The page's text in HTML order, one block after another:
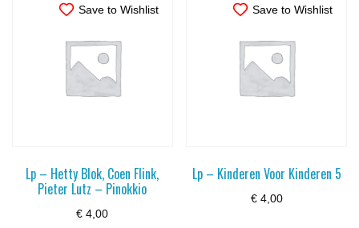
Save to Wishlist
Lp – Hetty Blok, Coen Flink,
Pieter Lutz – Pinokkio
€ 4,00
Save to Wishlist
Lp – Kinderen Voor Kinderen 5
€4,00